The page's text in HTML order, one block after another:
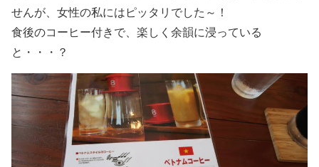
せんが、女性の私にはピッタリでした～！
食後のコーヒー付きで、楽しく余韻に浸っている
と・・・？